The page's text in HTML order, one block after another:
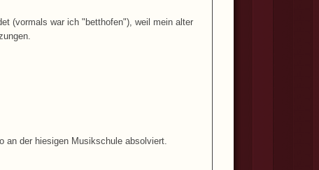
(vormals war ich "betthofen"), weil mein alter
an der hiesigen Musikschule absolviert.